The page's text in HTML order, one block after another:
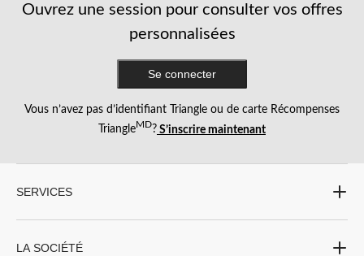
Ouvrez une session pour consulter vos offres
personnalisées
Se connecter
Vous n’avez pas d’identifiant Triangle ou de carte Récompenses
TriangleMD? S’inscrire maintenant
SERVICES
LA SOCIÉTÉ